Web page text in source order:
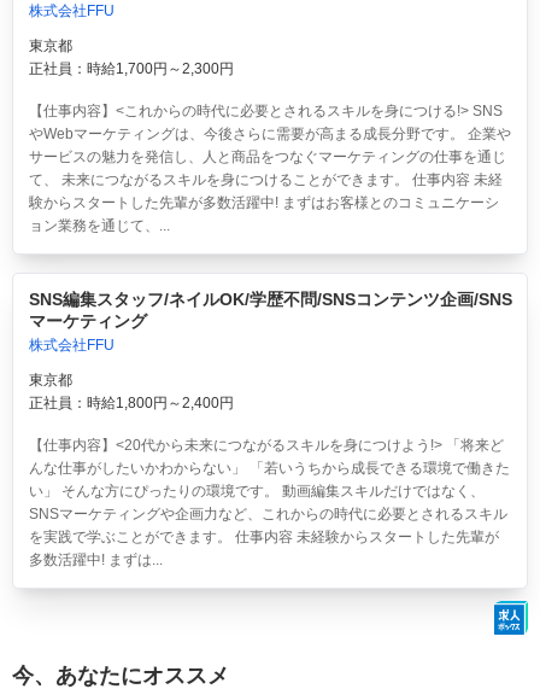
株式会社FFU
東京都
正社員：時給1,700円～2,300円
【仕事内容】<これからの時代に必要とされるスキルを身につける!> SNS
やWebマーケティングは、今後さらに需要が高まる成長分野です。 企業や
サービスの魅力を発信し、人と商品をつなぐマーケティングの仕事を通じ
て、 未来につながるスキルを身につけることができます。 仕事内容 未経
験からスタートした先輩が多数活躍中! まずはお客様とのコミュニケーシ
ョン業務を通じて、...
SNS編集スタッフ/ネイルOK/学歴不問/SNSコンテンツ企画/SNS
マーケティング
株式会社FFU
東京都
正社員：時給1,800円～2,400円
【仕事内容】<20代から未来につながるスキルを身につけよう!> 「将来ど
んな仕事がしたいかわからない」 「若いうちから成長できる環境で働きた
い」 そんな方にぴったりの環境です。 動画編集スキルだけではなく、
SNSマーケティングや企画力など、これからの時代に必要とされるスキル
を実践で学ぶことができます。 仕事内容 未経験からスタートした先輩が
多数活躍中! まずは...
今、あなたにオススメ